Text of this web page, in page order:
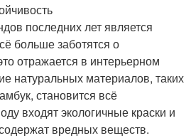
последних лет является
больше заботятся о
отражается в интерьерном
натуральных материалов, таких
становится всё
входят экологичные краски и
вредных веществ.